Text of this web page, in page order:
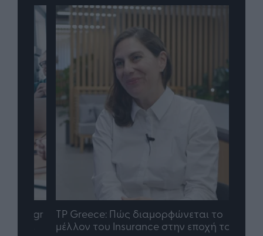
TP Greece: Πώς διαμορφώνεται το
μέλλον του Insurance στην εποχή του AI